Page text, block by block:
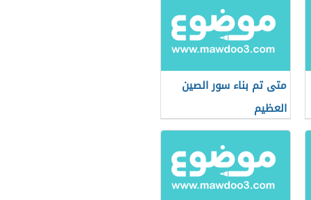
متى تم بناء سور الصين
العظيم